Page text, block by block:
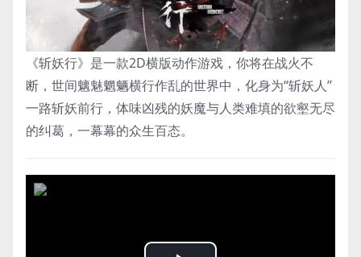
《斩妖行》是一款2D横版动作游戏，你将在战火不
断，世间魑魅魍魉横行作乱的世界中，化身为“斩妖人”
一路斩妖前行，体味凶残的妖魔与人类难填的欲壑无尽
的纠葛，一幕幕的众生百态。